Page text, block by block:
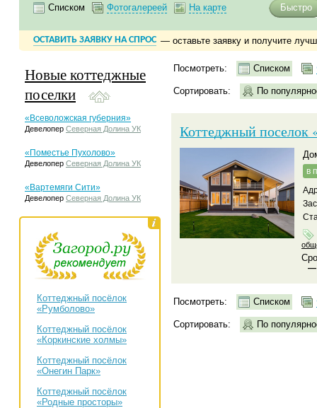
Списком
Фотогалереей На карте Быстро
ОСТАВИТЬ ЗАЯВКУ НА СПРОС — оставьте заявку и получите
Новые коттеджные
поселки
«Всеволожская губерния»
Девелопер Северная Долина УК
«Поместье Пухолово»
Девелопер Северная Долина УК
«Вартемяги Сити»
Девелопер Северная Долина УК
Коттеджный посёлок
«Румболово»
Коттеджный посёлок
«Коркинские холмы»
Коттеджный посёлок
«Онегин Парк»
Коттеджный посёлок
«Родные просторы»
Посмотреть: Списком
Сортировать: По
Коттеджный поселок
в
—
Посмотреть: Списком
Сортировать: По